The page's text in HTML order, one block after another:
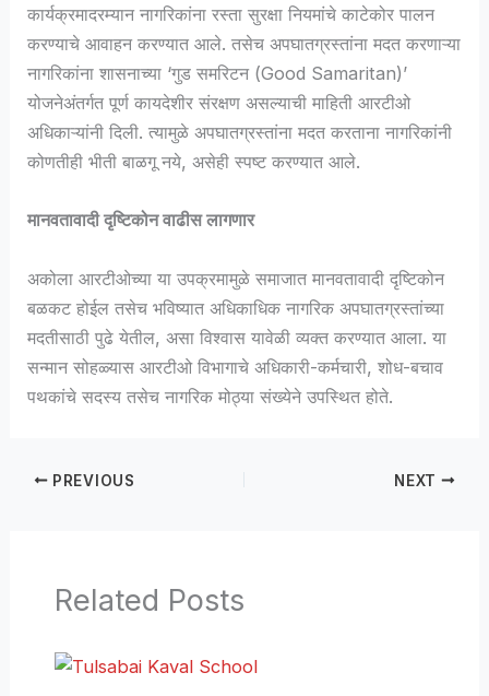
कार्यक्रमादरम्यान नागरिकांना रस्ता सुरक्षा नियमांचे काटेकोर पालन
करण्याचे आवाहन करण्यात आले. तसेच अपघातग्रस्तांना मदत करणाऱ्या
नागरिकांना शासनाच्या ‘गुड समरिटन (Good Samaritan)’
योजनेअंतर्गत पूर्ण कायदेशीर संरक्षण असल्याची माहिती आरटीओ
अधिकाऱ्यांनी दिली. त्यामुळे अपघातग्रस्तांना मदत करताना नागरिकांनी
कोणतीही भीती बाळगू नये, असेही स्पष्ट करण्यात आले.
मानवतावादी दृष्टिकोन वाढीस लागणार
अकोला आरटीओच्या या उपक्रमामुळे समाजात मानवतावादी दृष्टिकोन
बळकट होईल तसेच भविष्यात अधिकाधिक नागरिक अपघातग्रस्तांच्या
मदतीसाठी पुढे येतील, असा विश्वास यावेळी व्यक्त करण्यात आला. या
सन्मान सोहळ्यास आरटीओ विभागाचे अधिकारी-कर्मचारी, शोध-बचाव
पथकांचे सदस्य तसेच नागरिक मोठ्या संख्येने उपस्थित होते.
PREVIOUS NEXT
Related Posts